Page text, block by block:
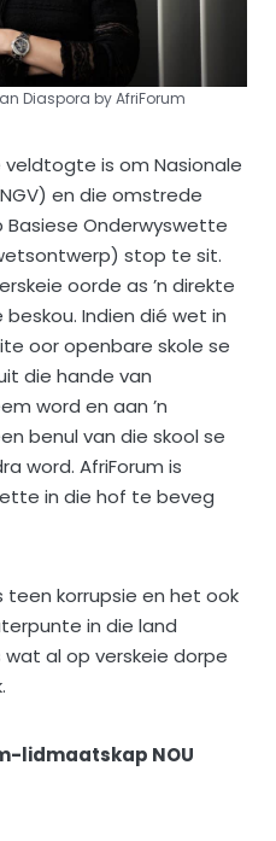
Diaspora by AfriForum
is om Nasionale
en die omstrede
Onderwyswette
stop te sit.
oorde as ’n direkte
Indien dié wet in
oor openbare skole se
die hande van
word en aan ’n
benul van die skool se
word. AfriForum is
in die hof te beveg
teen korrupsie en het ook
in die land
al op verskeie dorpe
lidmaatskap NOU